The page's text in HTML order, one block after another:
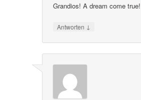
Grandios! A dream come true!
Antworten ↓